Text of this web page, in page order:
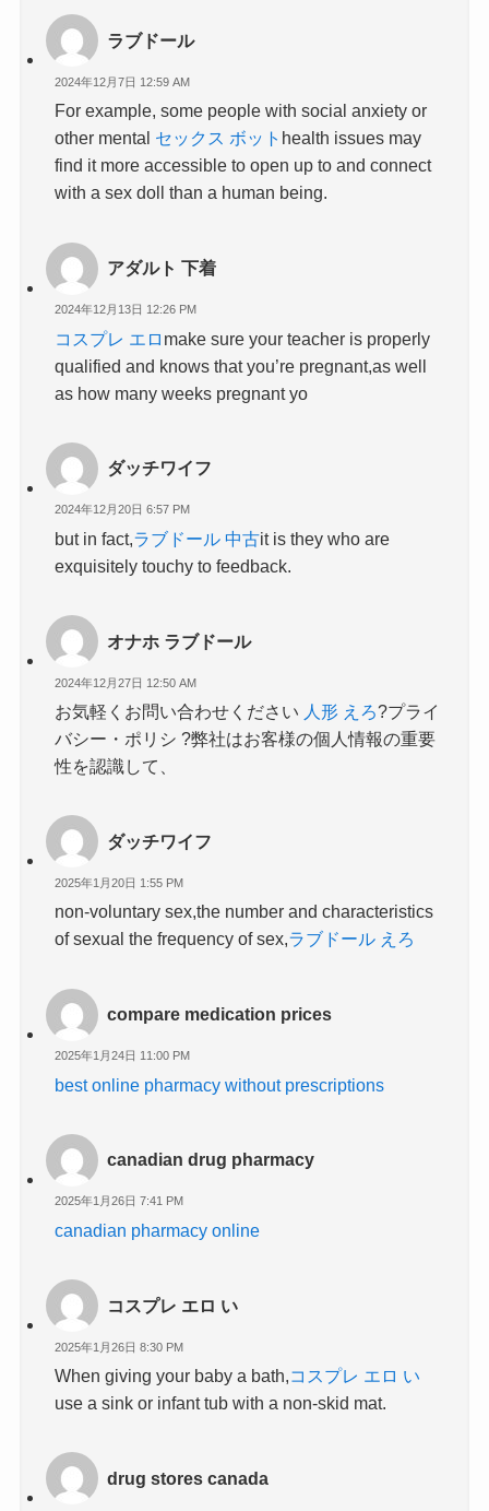
ラブドール
2024年12月7日 12:59 AM
For example, some people with social anxiety or
other mental セックス ボット health issues may
find it more accessible to open up to and connect
with a sex doll than a human being.
アダルト 下着
2024年12月13日 12:26 PM
コスプレ エロ make sure your teacher is properly
qualified and knows that you’re pregnant,as well
as how many weeks pregnant yo
ダッチワイフ
2024年12月20日 6:57 PM
but in fact,ラブドール 中古it is they who are
exquisitely touchy to feedback.
オナホ ラブドール
2024年12月27日 12:50 AM
お気軽くお問い合わせください 人形 えろ?プライ
バシー・ポリシ ?弊社はお客様の個人情報の重要
性を認識して、
ダッチワイフ
2025年1月20日 1:55 PM
non-voluntary sex,the number and characteristics
of sexual the frequency of sex,ラブドール えろ
compare medication prices
2025年1月24日 11:00 PM
best online pharmacy without prescriptions
canadian drug pharmacy
2025年1月26日 7:41 PM
canadian pharmacy online
コスプレ エロ い
2025年1月26日 8:30 PM
When giving your baby a bath,コスプレ エロ い
use a sink or infant tub with a non-skid mat.
drug stores canada